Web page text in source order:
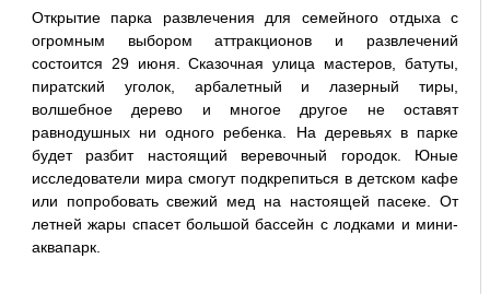
Открытие парка развлечения для семейного отдыха с
огромным выбором аттракционов и развлечений
состоится 29 июня. Сказочная улица мастеров, батуты,
пиратский уголок, арбалетный и лазерный тиры,
волшебное дерево и многое другое не оставят
равнодушных ни одного ребенка. На деревьях в парке
будет разбит настоящий веревочный городок. Юные
исследователи мира смогут подкрепиться в детском кафе
или попробовать свежий мед на настоящей пасеке. От
летней жары спасет большой бассейн с лодками и мини-
аквапарк.